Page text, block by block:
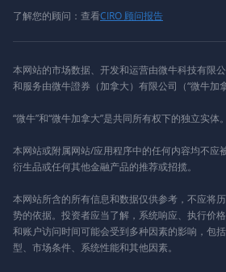
了解您的顾问：查看CIRO 顾问报告
本网站的市场数据、开发和运营由微牛科技有限
和服务由微牛證券（加拿大）有限公司（“微牛加
“微牛”和“微牛加拿大”是共同所有权下的独立实体。
本网站或附属网站/应用程序中的任何内容均不应
衍生品或任何其他金融产品的推荐或招揽。
本网站所含的所有信息和数据仅供参考，不应将
势的依据。投资者应当了解，系统响应、执行价
和账户访问时间可能会受到多种因素的影响，包
型、市场条件、系统性能和其他因素。